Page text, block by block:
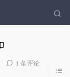
1 条评论